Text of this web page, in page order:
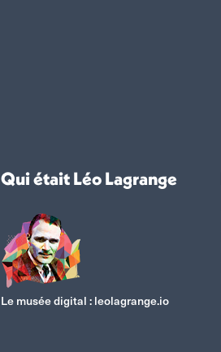
Qui était Léo Lagrange
Le musée digital : leolagrange.io